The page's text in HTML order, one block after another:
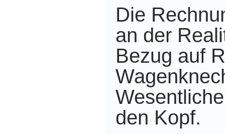
Die
an der
Bezug auf
den Kopf.